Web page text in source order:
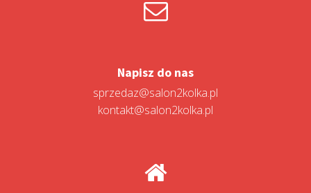
Napisz do nas
sprzedaz@salon2kolka.pl
kontakt@salon2kolka.pl